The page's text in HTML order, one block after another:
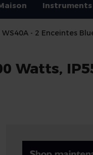
- 2 Enceintes
Watts,